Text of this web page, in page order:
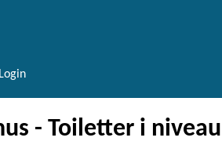
Login
- Toiletter i